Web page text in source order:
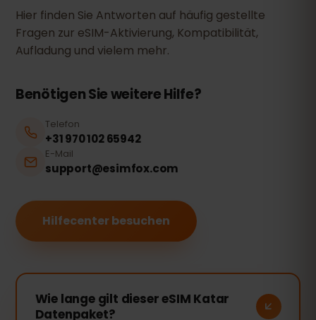
Hier finden Sie Antworten auf häufig gestellte
Fragen zur eSIM-Aktivierung, Kompatibilität,
Aufladung und vielem mehr.
Benötigen Sie weitere Hilfe?
Telefon
+31 970 102 65942
E-Mail
support@esimfox.com
Hilfecenter besuchen
Wie lange gilt dieser eSIM Katar
Datenpaket?